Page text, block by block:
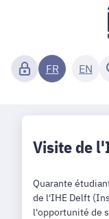
FR EN
Visite de
Quarante
de l'IHE Delft
l'opportunité de